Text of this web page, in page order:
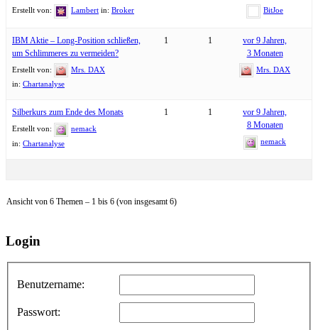
Erstellt von: Lambert in: Broker BitJoe
IBM Aktie – Long-Position schließen,
um Schlimmeres zu vermeiden?
Erstellt von:
Mrs. DAX
in: Chartanalyse
1 1
vor 9 Jahren,
3 Monaten
Mrs. DAX
Silberkurs zum Ende des Monats
Erstellt von:
nemack
in: Chartanalyse
1 1
vor 9 Jahren,
8 Monaten
nemack
Ansicht von 6 Themen – 1 bis 6 (von insgesamt 6)
Login
Benutzername:
Passwort: